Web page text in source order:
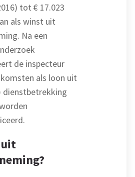
tot € 17.023
als winst uit
Na een
de inspecteur
als loon uit
dienstbetrekking